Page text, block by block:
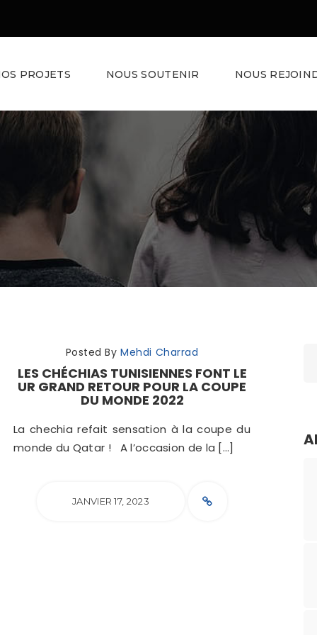
PROJETS NOUS SOUTENIR NOUS
Posted ByMehdi Charrad
LES CHÉCHIAS TUNISIENNES FONT LE
UR GRAND RETOUR POUR LA COUPE
DU MONDE 2022
La chechia refait sensation à la coupe du
monde du Qatar ! A l’occasion de la […]
JANVIER 17, 2023